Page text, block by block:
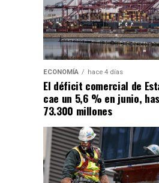
ECONOMÍA hace 4 días
El déficit comercial de
cae un 5,6 % en junio,
73.300 millones